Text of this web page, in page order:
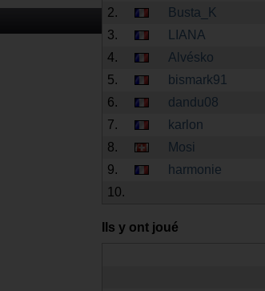
2.
Busta_K
3.
LIANA
4.
Alvésko
5.
bismark91
6.
dandu08
7.
karlon
8.
Mosi
9.
harmonie
10.
Ils y ont joué